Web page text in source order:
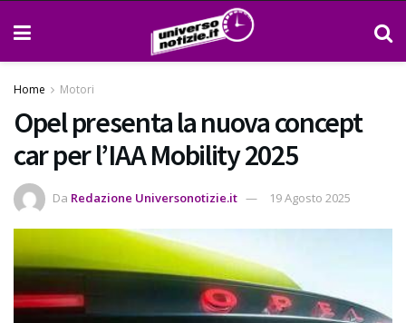
Home Motori
Opel presenta la nuova concept
car per l’IAA Mobility 2025
Da Redazione Universonotizie.it 19 Agosto 2025